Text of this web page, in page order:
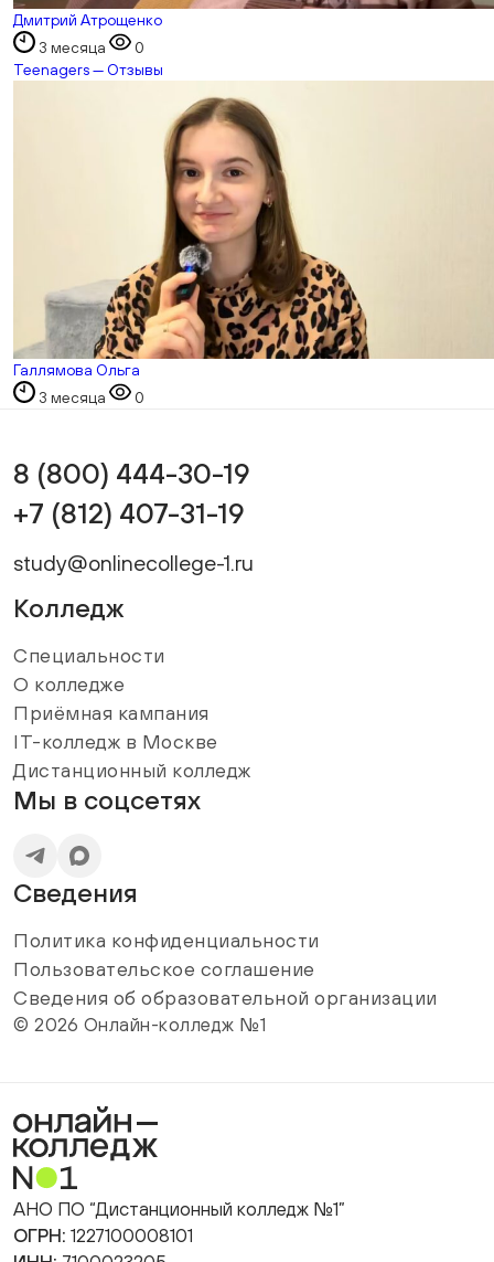
Дмитрий Атрощенко
3 месяца
0
Teenagers — Отзывы
Галлямова Ольга
3 месяца
0
8 (800) 444-30-19
+7 (812) 407-31-19
study@onlinecollege-1.ru
Колледж
Специальности
О колледже
Приёмная кампания
IT-колледж в Москве
Дистанционный колледж
Мы в соцсетях
Сведения
Политика конфиденциальности
Пользовательское соглашение
Сведения об образовательной организации
© 2026 Онлайн-колледж №1
АНО ПО “Дистанционный колледж №1”
ОГРН: 1227100008101